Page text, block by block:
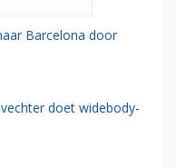
Barcelona door
doet widebody-